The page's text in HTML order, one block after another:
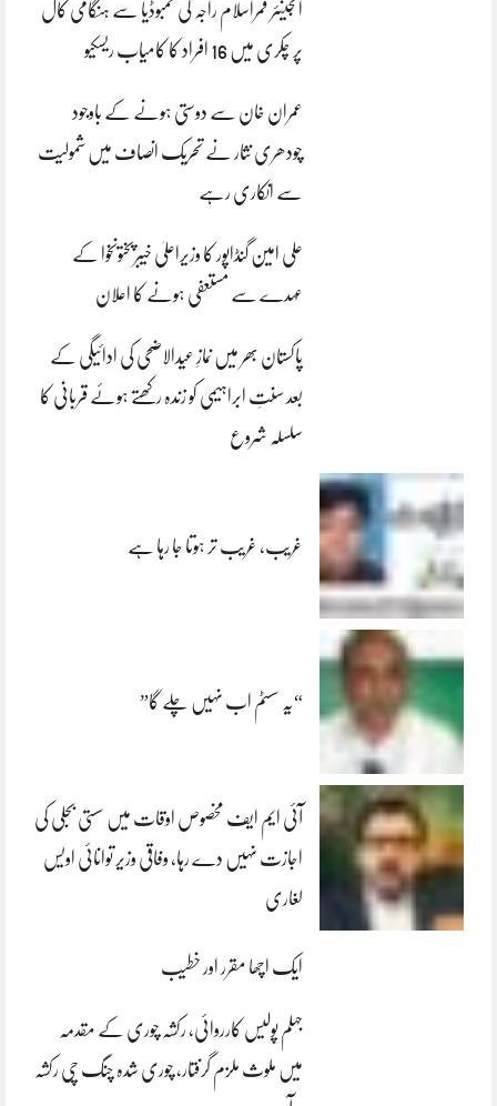
انجینئر قمراسلام راجہ کی کمبوڈیا سے ہنگامی کال
پر چکری میں 16 افراد کا کامیاب ریسکیو
عمران خان سے دوستی ہونے کے باوجود
چودھری نثار نے تحریک انصاف میں شمولیت
سے انکاری رہے
علی امین گنڈاپور کا وزیراعلیٰ خیبرپختونخوا کے
عہدے سے مستعفی ہونے کا اعلان
پاکستان بھر میں نمازِ عیدالاضحی کی ادائیگی کے
بعد سنتِ ابراہیمی کو زندہ رکھتے ہوئے قربانی کا
سلسلہ شروع
غریب، غریب تر ہوتا جا رہا ہے
“یہ سسٹم اب نہیں چلے گا”
آئی ایم ایف مخصوص اوقات میں سستی بجلی کی
اجازت نہیں دے رہا، وفاقی وزیر توانائی اویس
لغاری
ایک اچھا مقرر اور خطیب
جہلم پولیس کارروائی، رکشہ چوری کے مقدمہ
میں ملوث ملزم گرفتار، چوری شدہ چنگ چی رکشہ